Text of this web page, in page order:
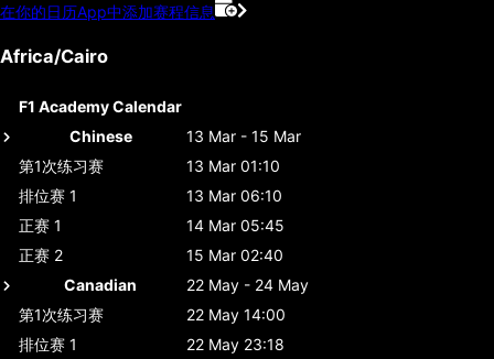
在你的日历App中添加赛程信息
Africa/Cairo
F1 Academy Calendar
Chinese
13 Mar - 15 Mar
第1次练习赛
13 Mar 01:10
排位赛 1
13 Mar 06:10
正赛 1
14 Mar 05:45
正赛 2
15 Mar 02:40
Canadian
22 May - 24 May
第1次练习赛
22 May 14:00
排位赛 1
22 May 23:18